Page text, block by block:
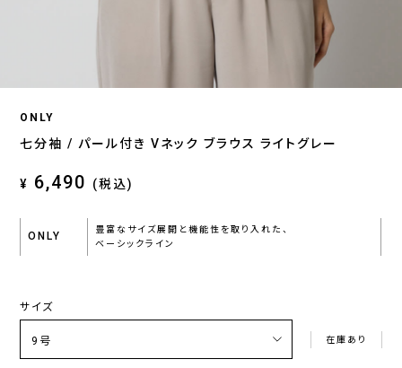
ONLY
七分袖 / パール付き Vネック ブラウス ライトグレー
¥ 6,490 (税込)
ONLY
豊富なサイズ展開と機能性を取り入れた、
ベーシックライン
サイズ
在庫あり